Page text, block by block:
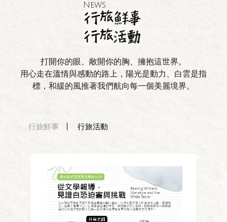
News
打開你的眼、敞開你的胸、擁抱這世界。
用心走在溫情與感動的路上，陽光是動力、白雲是指
標，和緩的風推著我們航向每一個美麗境界。
行旅鮮事 行旅活動